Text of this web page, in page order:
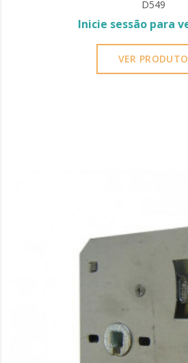
D549
Inicie sessão para
VER PRODUTO